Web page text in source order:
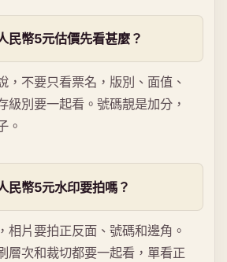
民幣5元估價先看甚麼？
，不要只看票名，版別、面值、
級別要一起看。號碼靚是加分，
。
民幣5元水印要拍嗎？
相片要拍正反面、號碼和邊角。
層次和裁切都要一起看，單看正